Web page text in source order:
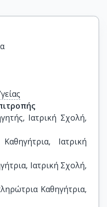
Ιατρική Σχολή,
Ιατρική
Ιατρική Σχολή,
Καθηγήτρια,